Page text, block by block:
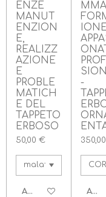
ENZE
MANUT
ENZION
E,
REALIZZ
AZIONE
E
PROBLE
MATICH
E DEL
TAPPETO
ERBOSO
50,00 €
AGGIUNGI AL
-